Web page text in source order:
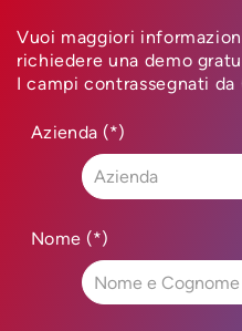
Vuoi maggiori
richiedere una demo
I campi contrassegnati
Azienda (*)
Nome (*)